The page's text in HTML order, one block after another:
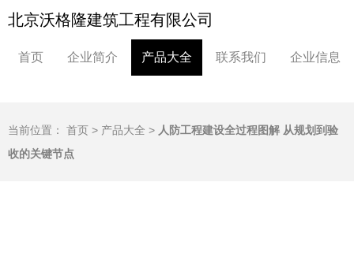
北京沃格隆建筑工程有限公司
首页 企业简介 产品大全 联系我们 企业信息
当前位置： 首页 > 产品大全 > 人防工程建设全过程图解 从规划到验
收的关键节点